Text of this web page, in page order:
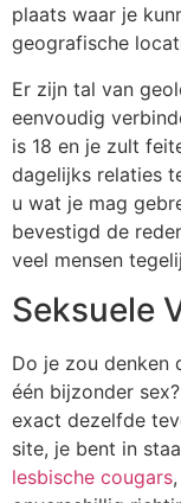
plaats waar je
geografische
Er zijn tal van
eenvoudig
is 18 en je zult
dagelijks relaties
u wat je mag
bevestigd de
veel mensen
Seksuele
Do je zou denken
één bijzonder
exact dezelfde
site, je bent in
lesbische cougars